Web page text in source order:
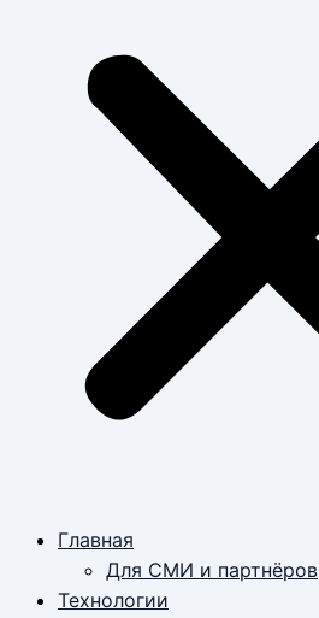
Главная
Для СМИ и партнёров
Технологии